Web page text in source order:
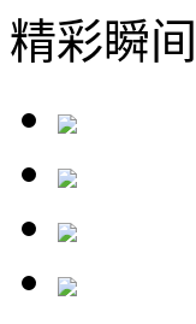
精彩瞬间